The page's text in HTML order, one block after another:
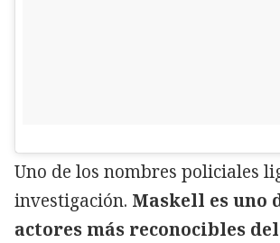
Uno de los nombres policiales
investigación. Maskell es uno
actores más reconocibles